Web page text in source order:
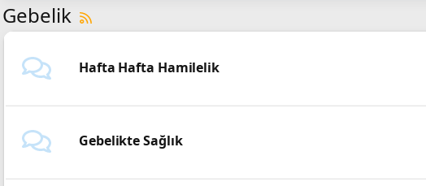
Gebelik
Hafta Hafta Hamilelik
Gebelikte Sağlık